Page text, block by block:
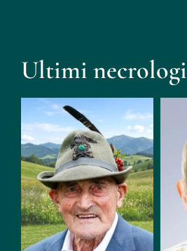
Ultimi necrologi
Mario
Zampese